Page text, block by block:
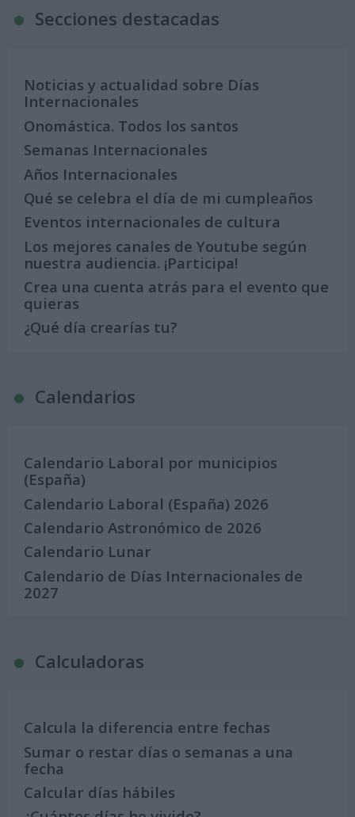
Secciones destacadas
Noticias y actualidad sobre Días
Internacionales
Onomástica. Todos los santos
Semanas Internacionales
Años Internacionales
Qué se celebra el día de mi cumpleaños
Eventos internacionales de cultura
Los mejores canales de Youtube según
nuestra audiencia. ¡Participa!
Crea una cuenta atrás para el evento que
quieras
¿Qué día crearías tu?
Calendarios
Calendario Laboral por municipios
(España)
Calendario Laboral (España) 2026
Calendario Astronómico de 2026
Calendario Lunar
Calendario de Días Internacionales de
2027
Calculadoras
Calcula la diferencia entre fechas
Sumar o restar días o semanas a una
fecha
Calcular días hábiles